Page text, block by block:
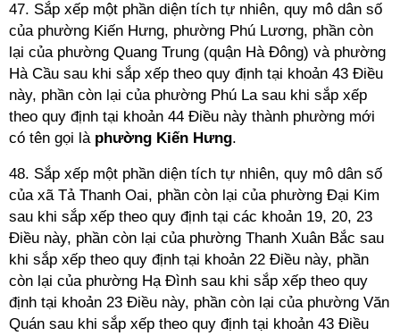
47. Sắp xếp một phần diện tích tự nhiên, quy mô dân số
của phường Kiến Hưng, phường Phú Lương, phần còn
lại của phường Quang Trung (quận Hà Đông) và phường
Hà Cầu sau khi sắp xếp theo quy định tại khoản 43 Điều
này, phần còn lại của phường Phú La sau khi sắp xếp
theo quy định tại khoản 44 Điều này thành phường mới
có tên gọi là phường Kiến Hưng.
48. Sắp xếp một phần diện tích tự nhiên, quy mô dân số
của xã Tả Thanh Oai, phần còn lại của phường Đại Kim
sau khi sắp xếp theo quy định tại các khoản 19, 20, 23
Điều này, phần còn lại của phường Thanh Xuân Bắc sau
khi sắp xếp theo quy định tại khoản 22 Điều này, phần
còn lại của phường Hạ Đình sau khi sắp xếp theo quy
định tại khoản 23 Điều này, phần còn lại của phường Văn
Quán sau khi sắp xếp theo quy định tại khoản 43 Điều